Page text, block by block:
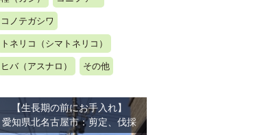
コノテガシワ
トネリコ（シマトネリコ）
ヒバ（アスナロ） その他
【生長期の前にお手入れ】
愛知県北名古屋市：剪定、伐採